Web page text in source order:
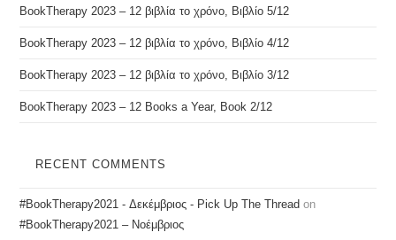
BookTherapy 2023 – 12 βιβλία το χρόνο, Βιβλίο 5/12
BookTherapy 2023 – 12 βιβλία το χρόνο, Βιβλίο 4/12
BookTherapy 2023 – 12 βιβλία το χρόνο, Βιβλίο 3/12
BookTherapy 2023 – 12 Books a Year, Βook 2/12
RECENT COMMENTS
#BookTherapy2021 - Δεκέμβριος - Pick Up The Thread on
#BookTherapy2021 – Νοέμβριος